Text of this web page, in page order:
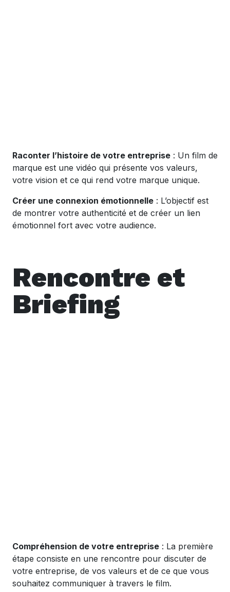
Raconter l’histoire de votre entreprise : Un film de
marque est une vidéo qui présente vos valeurs,
votre vision et ce qui rend votre marque unique.
Créer une connexion émotionnelle : L’objectif est
de montrer votre authenticité et de créer un lien
émotionnel fort avec votre audience.
Rencontre et
Briefing
Compréhension de votre entreprise : La première
étape consiste en une rencontre pour discuter de
votre entreprise, de vos valeurs et de ce que vous
souhaitez communiquer à travers le film.